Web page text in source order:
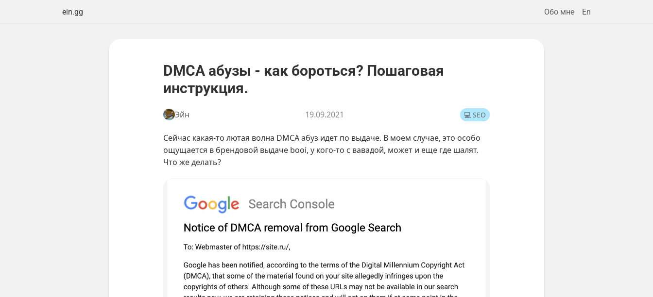
ein.gg Обо мне En
DMCA абузы - как бороться? Пошаговая
инструкция.
Эйн 19.09.2021 💻 SEO
Сейчас какая-то лютая волна DMCA абуз идет по выдаче. В моем случае, это особо
ощущается в брендовой выдаче booi, у кого-то с вавадой, может и еще где шалят.
Что же делать?